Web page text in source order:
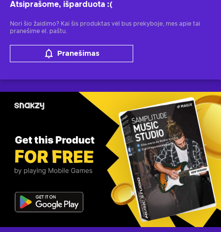
Atsiprašome, išparduota :(
Nori šio žaidimo? Kai šis produktas vėl bus prekyboje, mes apie tai
pranešime el. paštu.
Pranešimas